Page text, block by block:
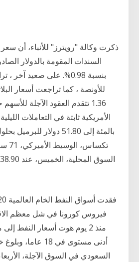
ذكرت وكالة "رويترز" للأنباء، أن
السندات المقومة بالدولار
1.36 تتقدم العقود الآجلة
منذ 2 يوم هوت أسعار النفط
السعودي في السوق الآجلة،